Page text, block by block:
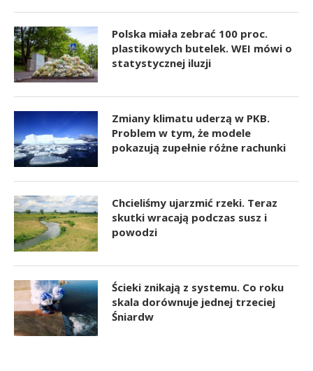
Polska miała zebrać 100 proc.
plastikowych butelek. WEI mówi o
statystycznej iluzji
Zmiany klimatu uderzą w PKB.
Problem w tym, że modele
pokazują zupełnie różne rachunki
Chcieliśmy ujarzmić rzeki. Teraz
skutki wracają podczas susz i
powodzi
Ścieki znikają z systemu. Co roku
skala dorównuje jednej trzeciej
Śniardw